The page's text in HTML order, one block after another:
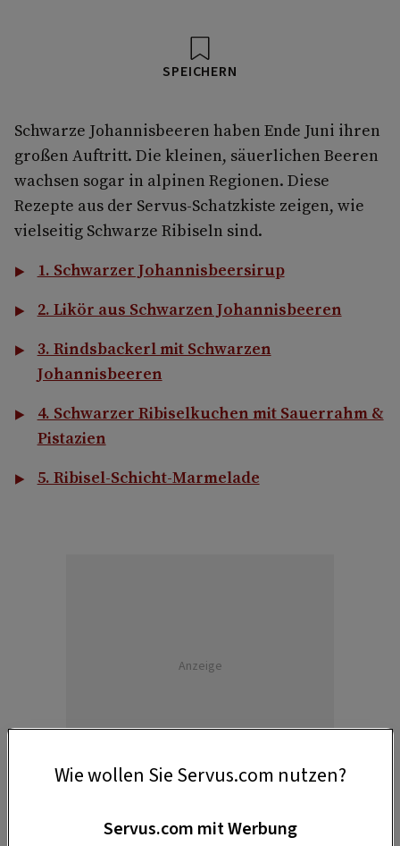
SPEICHERN
Schwarze Johannisbeeren haben Ende Juni ihren
großen Auftritt. Die kleinen, säuerlichen Beeren
wachsen sogar in alpinen Regionen. Diese
Rezepte aus der Servus-Schatzkiste zeigen, wie
vielseitig Schwarze Ribiseln sind.
1. Schwarzer Johannisbeersirup
2. Likör aus Schwarzen Johannisbeeren
3. Rindsbackerl mit Schwarzen
Johannisbeeren
4. Schwarzer Ribiselkuchen mit Sauerrahm &
Pistazien
5. Ribisel-Schicht-Marmelade
Anzeige
Wie wollen Sie Servus.com nutzen?
Servus.com mit Werbung